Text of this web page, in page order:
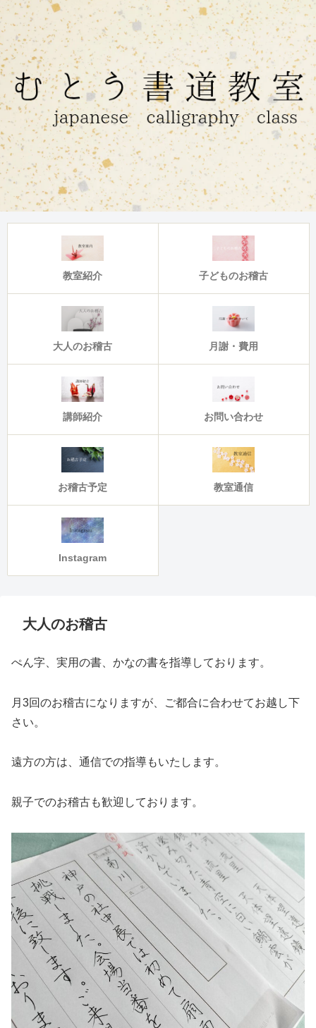
教室紹介 子どものお稽古
大人のお稽古 月謝・費用
講師紹介 お問い合わせ
お稽古予定 教室通信
Instagram
大人のお稽古
ぺん字、実用の書、かなの書を指導しております。
月3回のお稽古になりますが、ご都合に合わせてお越し下
さい。
遠方の方は、通信での指導もいたします。
親子でのお稽古も歓迎しております。